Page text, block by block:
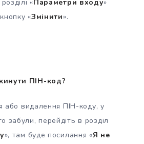
«Параметри входу»
«Змінити».
ПІН-код?
або видалення ПІН-коду, у
забули, перейдіть в розділ
», там буде посилання «Я не